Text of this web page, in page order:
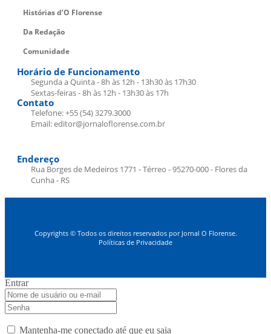
Histórias d’O Florense
Da Redação
Comunidade
Horário de Funcionamento
Segunda a Quinta - 8h às 12h - 13h30 às 17h30
Sextas-feiras - 8h às 12h - 13h30 às 17h
Contato
Telefone: +55 (54) 3279.3000
Email: editor@jornaloflorense.com.br
Endereço
Rua Borges de Medeiros 1771 - Térreo - 95270-000 - Flores da
Cunha - RS
Copyrights © Todos os direitos reservados por Jornal O Florense.
Políticas de Privacidade
Entrar
Mantenha-me conectado até que eu saia